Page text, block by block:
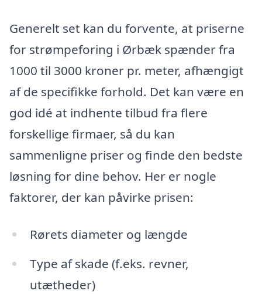
Generelt set kan du forvente, at priserne
for strømpeforing i Ørbæk spænder fra
1000 til 3000 kroner pr. meter, afhængigt
af de specifikke forhold. Det kan være en
god idé at indhente tilbud fra flere
forskellige firmaer, så du kan
sammenligne priser og finde den bedste
løsning for dine behov. Her er nogle
faktorer, der kan påvirke prisen:
Rørets diameter og længde
Type af skade (f.eks. revner,
utætheder)